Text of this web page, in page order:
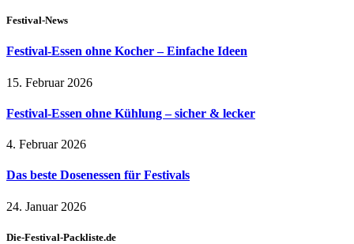
Festival-News
Festival-Essen ohne Kocher – Einfache Ideen
15. Februar 2026
Festival-Essen ohne Kühlung – sicher & lecker
4. Februar 2026
Das beste Dosenessen für Festivals
24. Januar 2026
Die-Festival-Packliste.de